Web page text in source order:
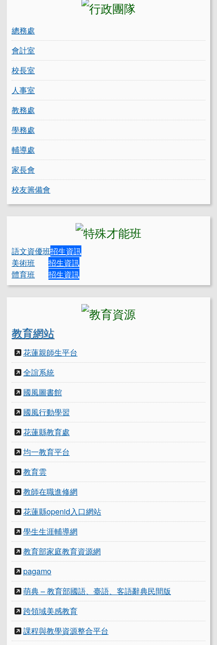
總務處
會計室
校長室
人事室
教務處
學務處
輔導處
家長會
校友籌備會
語文資優班招生資訊
美術班
招生資訊
體育班
招生資訊
教育網站
花蓮親師生平台
全誼系統
國風圖書館
國風行動學習
花蓮縣教育處
均一教育平台
教育雲
教師在職進修網
花蓮縣openid入口網站
學生生涯輔導網
教育部家庭教育資源網
pagamo
萌典 – 教育部國語、臺語、客語辭典民間版
跨領域美感教育
課程與教學資源整合平台